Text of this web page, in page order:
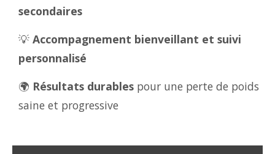
secondaires
💡 Accompagnement bienveillant et suivi
personnalisé
🌍 Résultats durables pour une perte de poids
saine et progressive